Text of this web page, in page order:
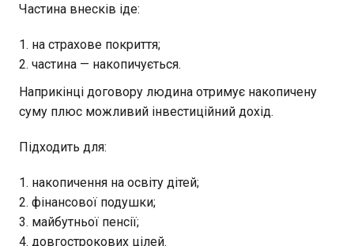
Частина внесків іде:
на страхове покриття;
частина — накопичується.
Наприкінці договору людина отримує накопичену
суму плюс можливий інвестиційний дохід.
Підходить для:
накопичення на освіту дітей;
фінансової подушки;
майбутньої пенсії;
довгострокових цілей.